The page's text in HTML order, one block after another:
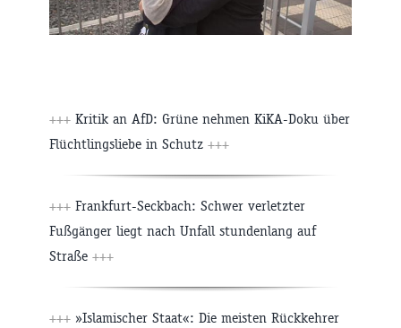
+++ Kritik an AfD: Grüne nehmen KiKA-Doku über
Flüchtlingsliebe in Schutz +++
+++ Frankfurt-Seckbach: Schwer verletzter
Fußgänger liegt nach Unfall stundenlang auf
Straße +++
+++ »Islamischer Staat«: Die meisten Rückkehrer